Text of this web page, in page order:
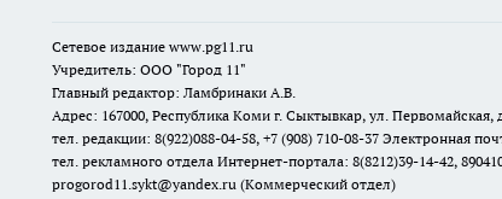
Сетевое издание www.pg11.ru
Учредитель: ООО "Город 11"
Главный редактор: Ламбринаки А.В.
Адрес: 167000, Республика Коми г. Сыктывкар, ул. Первомайская,
тел. редакции: 8(922)088-04-58, +7 (908) 710-08-37 Электронная
тел. рекламного отдела Интернет-портала: 8(8212)39-14-42,
progorod11.sykt@yandex.ru (Коммерческий отдел)